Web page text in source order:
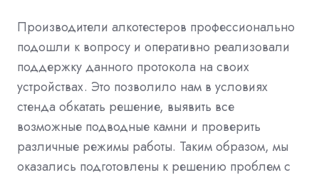
Производители алкотестеров профессионально
подошли к вопросу и оперативно реализовали
поддержку данного протокола на своих
устройствах. Это позволило нам в условиях
стенда обкатать решение, выявить все
возможные подводные камни и проверить
различные режимы работы. Таким образом, мы
оказались подготовлены к решению проблем с